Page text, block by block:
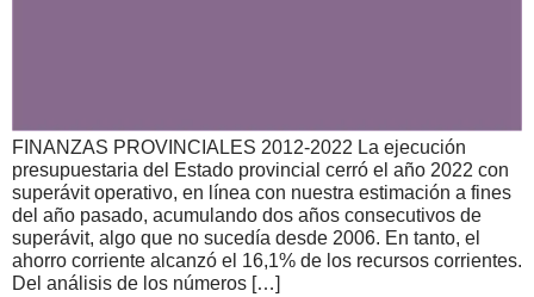
FINANZAS PROVINCIALES 2012-2022 La ejecución
presupuestaria del Estado provincial cerró el año 2022 con
superávit operativo, en línea con nuestra estimación a fines
del año pasado, acumulando dos años consecutivos de
superávit, algo que no sucedía desde 2006. En tanto, el
ahorro corriente alcanzó el 16,1% de los recursos corrientes.
Del análisis de los números […]